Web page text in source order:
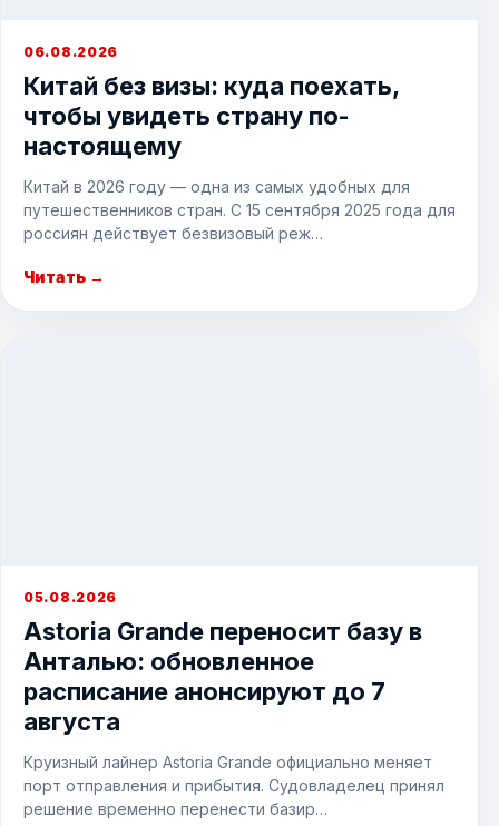
06.08.2026
Китай без визы: куда поехать,
чтобы увидеть страну по-
настоящему
Китай в 2026 году — одна из самых удобных для
путешественников стран. С 15 сентября 2025 года для
россиян действует безвизовый реж…
Читать →
05.08.2026
Astoria Grande переносит базу в
Анталью: обновленное
расписание анонсируют до 7
августа
Круизный лайнер Astoria Grande официально меняет
порт отправления и прибытия. Судовладелец принял
решение временно перенести базир…